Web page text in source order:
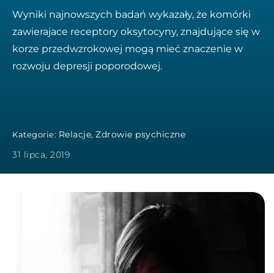
Wyniki najnowszych badań wykazały, że komórki
zawierajace receptory oksytocyny, znajdujące się w
korze przedwzrokowej mogą mieć znaczenie w
rozwoju depresji poporodowej.
Kategorie: Relacje, Zdrowie psychiczne
31 lipca, 2019